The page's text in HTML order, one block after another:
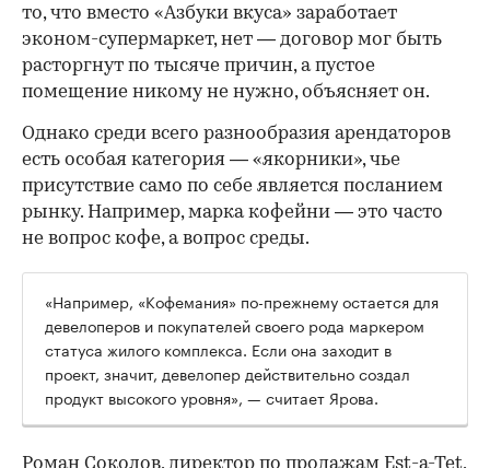
то, что вместо «Азбуки вкуса» заработает
эконом-супермаркет, нет — договор мог быть
расторгнут по тысяче причин, а пустое
помещение никому не нужно, объясняет он.
Однако среди всего разнообразия арендаторов
есть особая категория — «якорники», чье
присутствие само по себе является посланием
рынку. Например, марка кофейни — это часто
не вопрос кофе, а вопрос среды.
«Например, «Кофемания» по-прежнему остается для
девелоперов и покупателей своего рода маркером
статуса жилого комплекса. Если она заходит в
проект, значит, девелопер действительно создал
продукт высокого уровня», — считает Ярова.
Роман Соколов, директор по продажам Est-a-Tet,